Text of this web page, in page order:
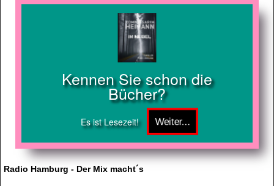
Kennen Sie schon die
Bücher?
Es ist Lesezeit!
Radio Hamburg - Der Mix macht´s